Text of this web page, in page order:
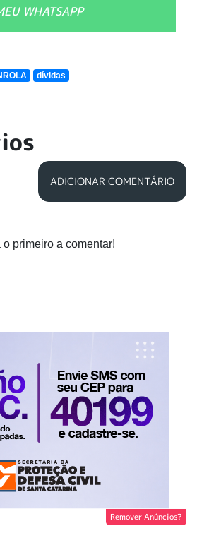
WHATSAPP
dívidas
ADICIONAR COMENTÁRIO
o primeiro a comentar!
Remover Anúncios?